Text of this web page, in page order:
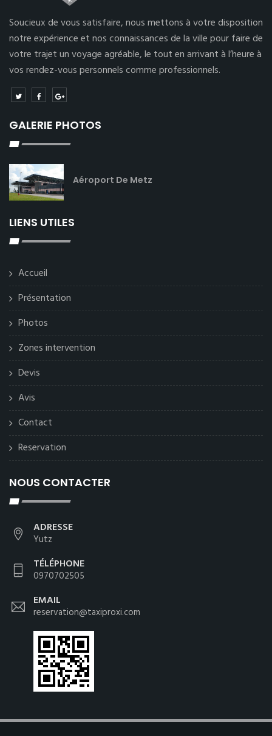
Soucieux de vous satisfaire, nous mettons à votre disposition
notre expérience et nos connaissances de la ville pour faire de
votre trajet un voyage agréable, le tout en arrivant à l’heure à
vos rendez-vous personnels comme professionnels.
GALERIE PHOTOS
Aéroport De Metz
LIENS UTILES
Accueil
Présentation
Photos
Zones intervention
Devis
Avis
Contact
Reservation
NOUS CONTACTER
ADRESSE
Yutz
TÉLÉPHONE
0970702505
EMAIL
reservation@taxiproxi.com